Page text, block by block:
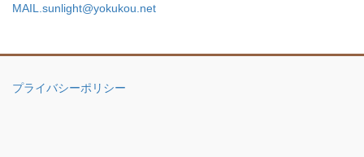
MAIL.sunlight@yokukou.net
プライバシーポリシー